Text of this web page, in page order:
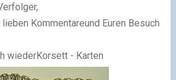
Kommentareund Euren Besuch
wiederKorsett - Karten